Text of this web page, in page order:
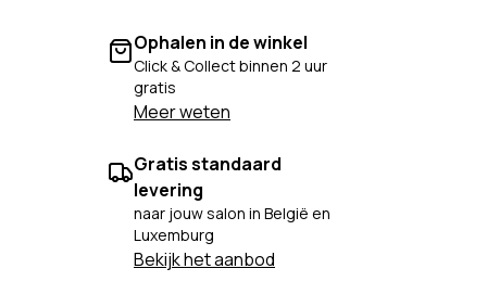
Ophalen in de winkel
Click & Collect binnen 2 uur
gratis
Meer weten
Gratis standaard
levering
naar jouw salon in België en
Luxemburg
Bekijk het aanbod